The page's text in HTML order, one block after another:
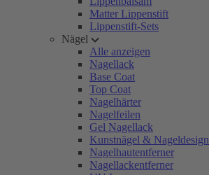
Matter Lippenstift
Lippenstift-Sets
Nägel
Alle anzeigen
Nagellack
Base Coat
Top Coat
Nagelhärter
Nagelfeilen
Gel Nagellack
Kunstnägel & Nageldesign
Nagelhautentferner
Nagellackentferner